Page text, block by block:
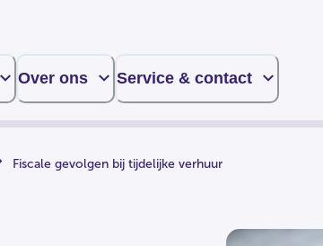
Over ons Service & contact
Fiscale gevolgen bij tijdelijke verhuur